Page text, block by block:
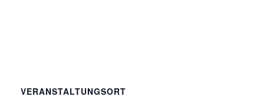
VERANSTALTUNGSORT